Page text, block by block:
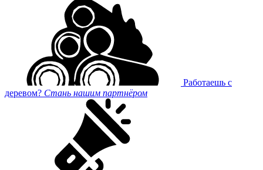
Работаешь с
деревом? Стань нашим партнёром